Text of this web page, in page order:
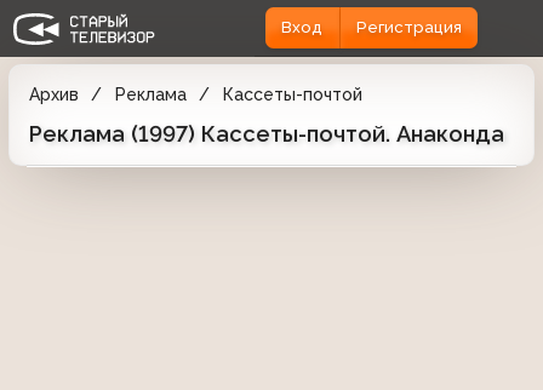
Вход Регистрация
Архив Реклама Кассеты-почтой
Реклама (1997) Кассеты-почтой. Анаконда